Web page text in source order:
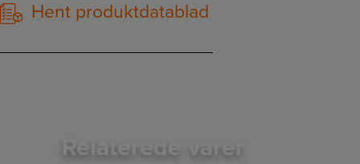
Hent produktdatablad
Relaterede varer